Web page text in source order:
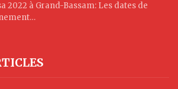
2022 à Grand-Bassam: Les dates de